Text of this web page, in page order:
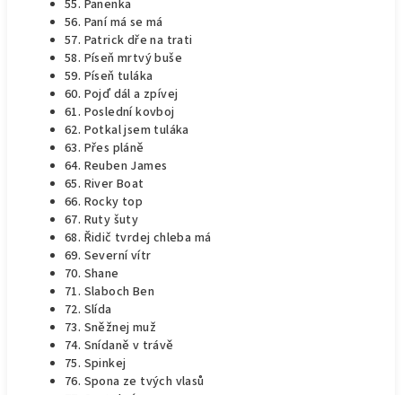
55. Panenka
56. Paní má se má
57. Patrick dře na trati
58. Píseň mrtvý buše
59. Píseň tuláka
60. Pojď dál a zpívej
61. Poslední kovboj
62. Potkal jsem tuláka
63. Přes pláně
64. Reuben James
65. River Boat
66. Rocky top
67. Ruty šuty
68. Řidič tvrdej chleba má
69. Severní vítr
70. Shane
71. Slaboch Ben
72. Slída
73. Sněžnej muž
74. Snídaně v trávě
75. Spinkej
76. Spona ze tvých vlasů